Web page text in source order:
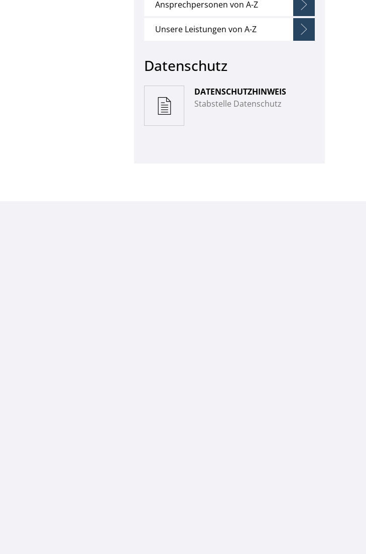
Ansprechpersonen von A-Z
Unsere Leistungen von A-Z
Datenschutz
DATENSCHUTZHINWEIS
Stabstelle Datenschutz